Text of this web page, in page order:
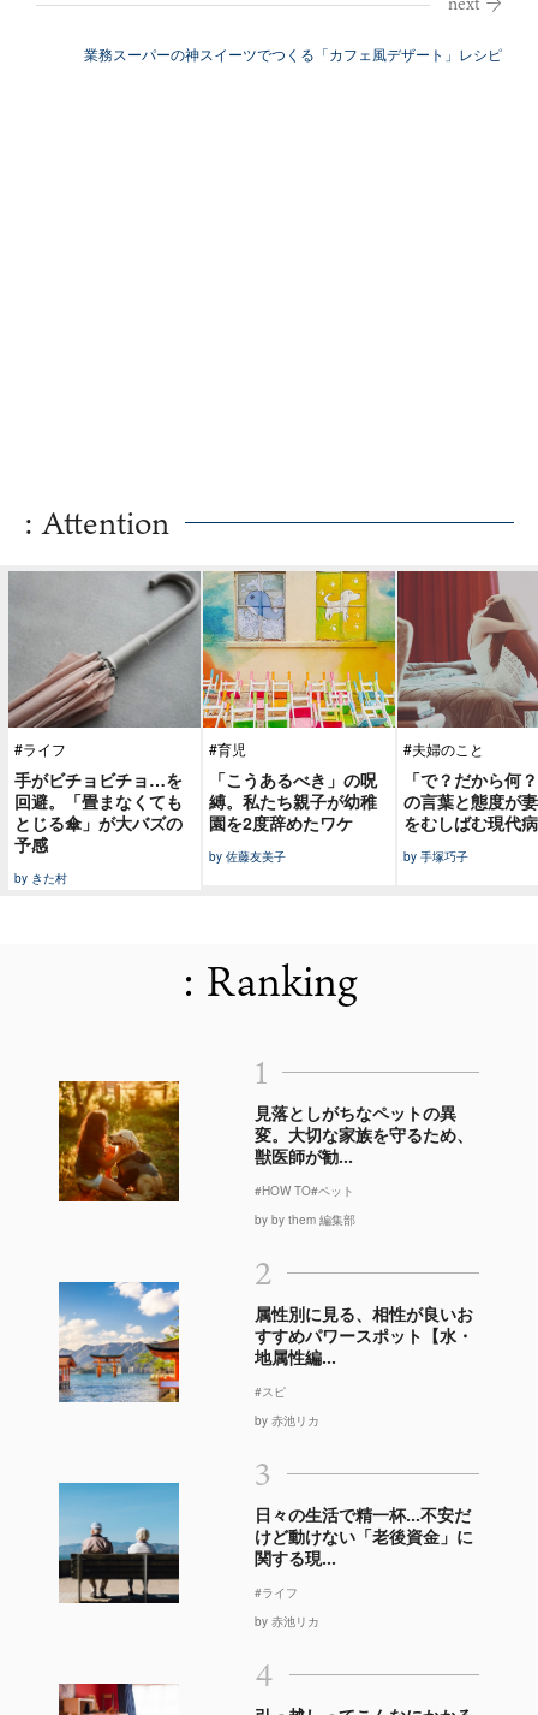
業務スーパーの神スイーツでつくる「カフェ風デザート」レシピ
: Attention
#ライフ
手がビチョビチョ…を
回避。「畳まなくても
とじる傘」が大バズの
予感
by きた村
#育児
「こうあるべき」の呪
縛。私たち親子が幼稚
園を2度辞めたワケ
by 佐藤友美子
#夫婦のこと
「で？だから何
の言葉と態度が
をむしばむ現代病
by 手塚巧子
: Ranking
1
見落としがちなペットの異
変。大切な家族を守るため、
獣医師が勧...
#HOW TO#ペット
by by them 編集部
2
属性別に見る、相性が良いお
すすめパワースポット【水・
地属性編...
#スピ
by 赤池リカ
3
日々の生活で精一杯…不安だ
けど動けない「老後資金」に
関する現...
#ライフ
by 赤池リカ
4